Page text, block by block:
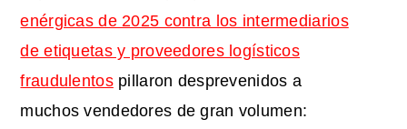
enérgicas de 2025 contra los intermediarios
de etiquetas y proveedores logísticos
fraudulentospillaron desprevenidos a
muchos vendedores de gran volumen: